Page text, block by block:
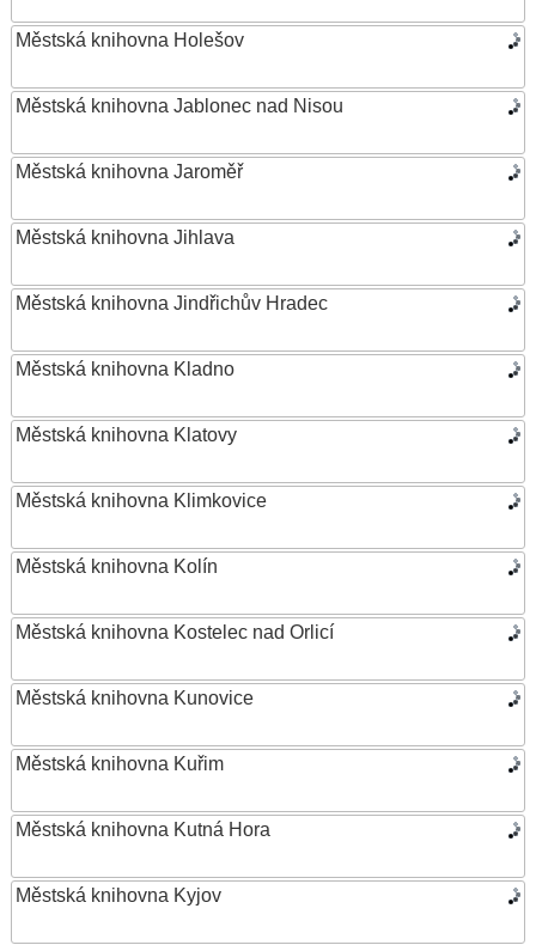
Městská knihovna Holešov
Městská knihovna Jablonec nad Nisou
Městská knihovna Jaroměř
Městská knihovna Jihlava
Městská knihovna Jindřichův Hradec
Městská knihovna Kladno
Městská knihovna Klatovy
Městská knihovna Klimkovice
Městská knihovna Kolín
Městská knihovna Kostelec nad Orlicí
Městská knihovna Kunovice
Městská knihovna Kuřim
Městská knihovna Kutná Hora
Městská knihovna Kyjov